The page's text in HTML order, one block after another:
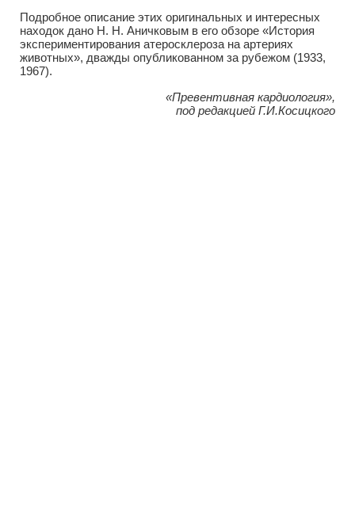
Подробное описание этих оригинальных и интересных
находок дано Н. Н. Аничковым в его обзоре «История
экспериментирования атеросклероза на артериях
животных», дважды опубликованном за рубежом (1933,
1967).
«Превентивная кардиология»,
под редакцией Г.И.Косицкого